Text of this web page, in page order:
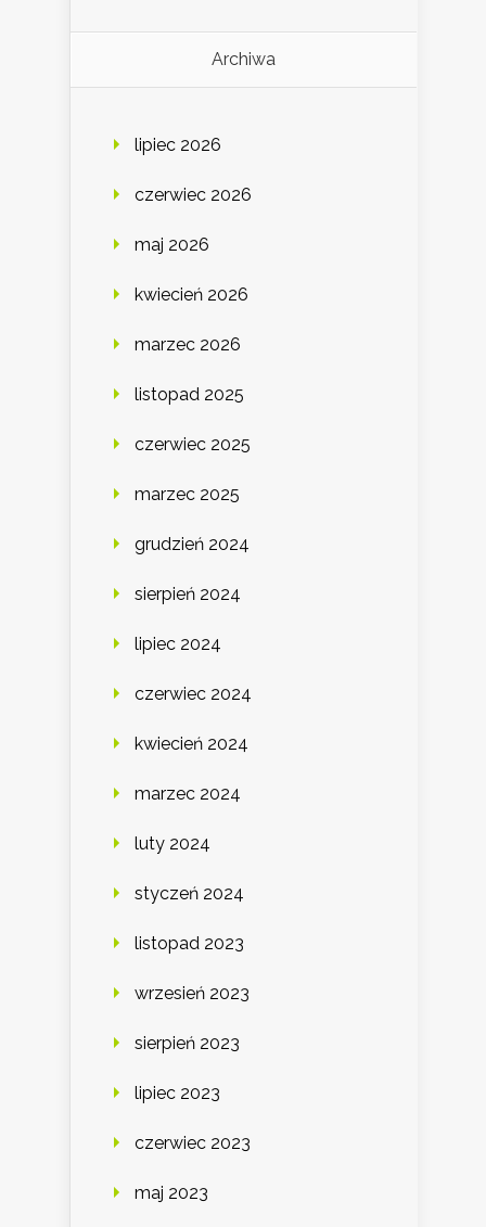
Archiwa
lipiec 2026
czerwiec 2026
maj 2026
kwiecień 2026
marzec 2026
listopad 2025
czerwiec 2025
marzec 2025
grudzień 2024
sierpień 2024
lipiec 2024
czerwiec 2024
kwiecień 2024
marzec 2024
luty 2024
styczeń 2024
listopad 2023
wrzesień 2023
sierpień 2023
lipiec 2023
czerwiec 2023
maj 2023